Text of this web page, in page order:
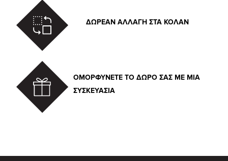
ΔΩΡΕΑΝ ΑΛΛΑΓΗ ΣΤΑ ΚΟΛΑΝ
ΟΜΟΡΦΥΝΕΤΕ ΤΟ ΔΩΡΟ ΣΑΣ ΜΕ ΜΙΑ
ΣΥΣΚΕΥΑΣΙΑ